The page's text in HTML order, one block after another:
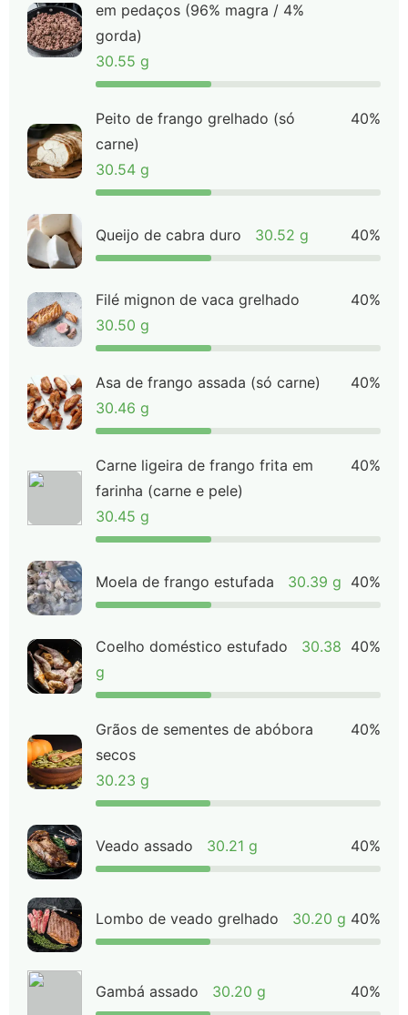
em pedaços (96% magra / 4%
gorda)
30.55 g
Peito de frango grelhado (só
carne)
30.54 g
40%
Queijo de cabra duro 30.52 g 40%
Filé mignon de vaca grelhado
30.50 g
40%
Asa de frango assada (só carne)
30.46 g
40%
Carne ligeira de frango frita em
farinha (carne e pele)
30.45 g
40%
Moela de frango estufada 30.39 g 40%
Coelho doméstico estufado
30.38
g
40%
Grãos de sementes de abóbora
secos
30.23 g
40%
Veado assado 30.21 g 40%
Lombo de veado grelhado 30.20 g 40%
Gambá assado 30.20 g 40%